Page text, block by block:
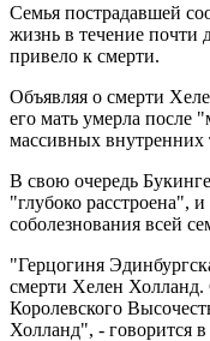
Семья пострадавшей
жизнь в течение почти
привело к смерти.
Объявляя о смерти
его мать умерла после
массивных внутренних
В свою очередь
"глубоко расстроена",
соболезнования всей
"Герцогиня
смерти Хелен Холланд.
Королевского
Холланд", - говорится